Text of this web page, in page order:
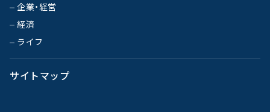
企業・経営
経済
ライフ
サイトマップ